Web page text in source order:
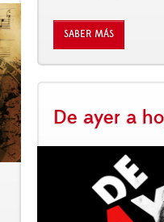
SABER MÁS
De ayer a